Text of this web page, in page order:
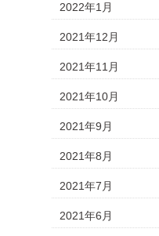
2022年1月
2021年12月
2021年11月
2021年10月
2021年9月
2021年8月
2021年7月
2021年6月